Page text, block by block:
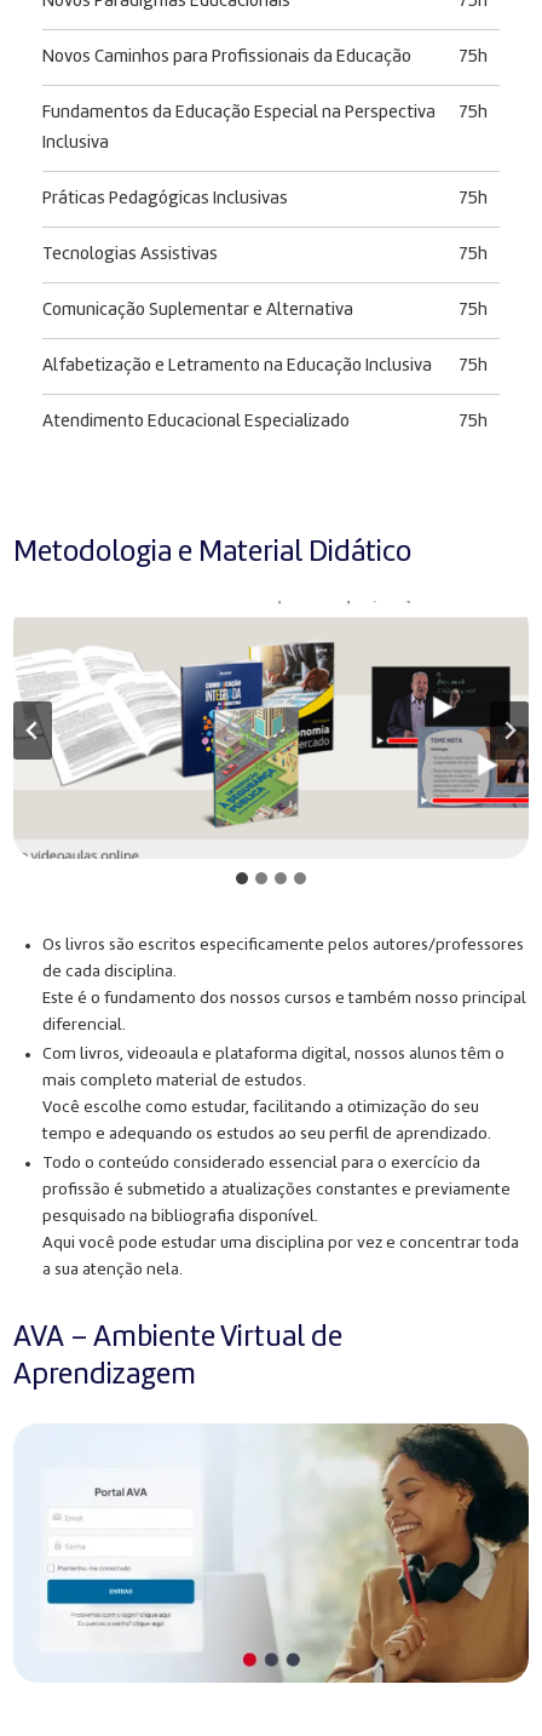
Novos Caminhos para Profissionais da Educação 75h
Fundamentos da Educação Especial na Perspectiva
Inclusiva
75h
Práticas Pedagógicas Inclusivas 75h
Tecnologias Assistivas 75h
Comunicação Suplementar e Alternativa 75h
Alfabetização e Letramento na Educação Inclusiva 75h
Atendimento Educacional Especializado 75h
Metodologia e Material Didático
Os livros são escritos especificamente pelos autores/professores
de cada disciplina.
Este é o fundamento dos nossos cursos e também nosso principal
diferencial.
Com livros, videoaula e plataforma digital, nossos alunos têm o
mais completo material de estudos.
Você escolhe como estudar, facilitando a otimização do seu
tempo e adequando os estudos ao seu perfil de aprendizado.
Todo o conteúdo considerado essencial para o exercício da
profissão é submetido a atualizações constantes e previamente
pesquisado na bibliografia disponível.
Aqui você pode estudar uma disciplina por vez e concentrar toda
a sua atenção nela.
AVA – Ambiente Virtual de
Aprendizagem